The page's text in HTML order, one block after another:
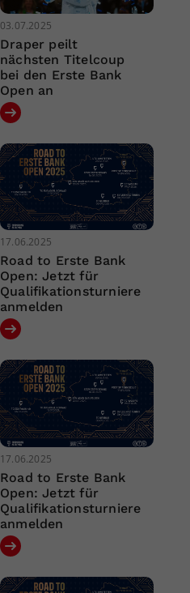
03.07.2025
Draper peilt
nächsten Titelcoup
bei den Erste Bank
Open an
17.06.2025
Road to Erste Bank
Open: Jetzt für
Qualifikationsturniere
anmelden
17.06.2025
Road to Erste Bank
Open: Jetzt für
Qualifikationsturniere
anmelden